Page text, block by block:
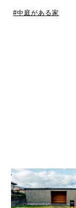
中庭がある家